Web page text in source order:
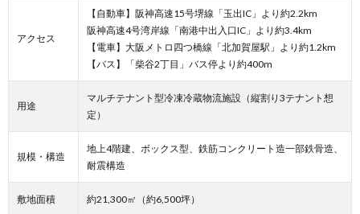
アクセス
【自動車】阪神高速15号堺線「玉出IC」より約2.2km
阪神高速4号湾岸線「南港中出入口IC」より約3.4km
【電車】大阪メトロ四つ橋線「北加賀屋駅」より約1.2km
【バス】「柴谷2丁目」バス停より約400m
用途
マルチテナント型冷凍冷蔵物流施設（縦割り3テナント想
定）
規模・構造
地上4階建、ボックス型、鉄筋コンクリート造一部鉄骨造、
耐震構造
敷地面積 約21,300㎡（約6,500坪）